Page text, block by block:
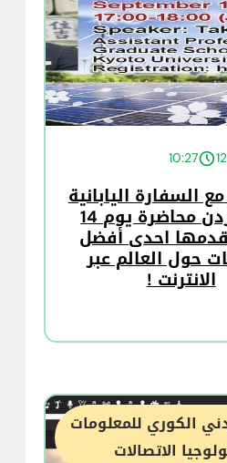
10:27
السفارة اليابانية
في الاردن محاضرة يوم 14
احدى أفضل
حول العالم عبر
الانترنت !
الكوري للمعلومات
الاتصالات